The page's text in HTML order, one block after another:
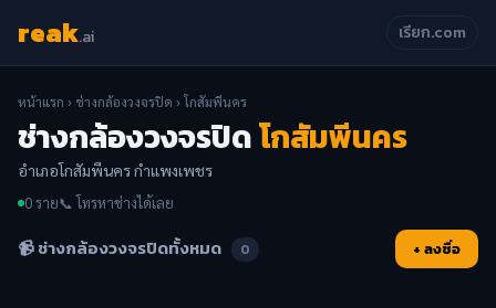
reak.ai เรียก.com
หน้าแรก › ช่างกล้องวงจรปิด › โกสัมพีนคร
ช่างกล้องวงจรปิดโกสัมพีนคร
อำเภอโกสัมพีนคร กำแพงเพชร
0 ราย📞 โทรหาช่างได้เลย
📹 ช่างกล้องวงจรปิดทั้งหมด 0 + ลงชื่อ